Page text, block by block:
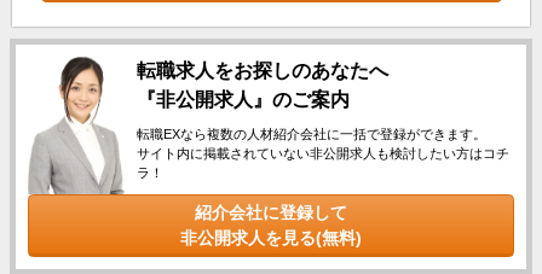
転職求人をお探しのあなたへ
『非公開求人』のご案内
転職EXなら複数の人材紹介会社に一括で登録ができます。
サイト内に掲載されていない非公開求人も検討したい方はコチ
ラ！
紹介会社に登録して
非公開求人を見る(無料)